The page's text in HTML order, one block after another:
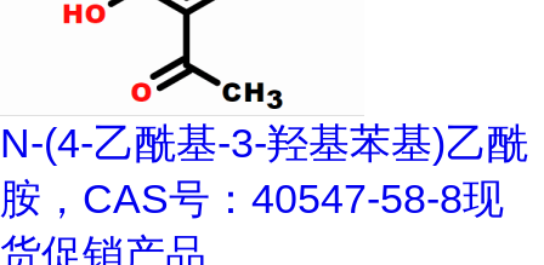
N-(4-乙酰基-3-羟基苯基)乙酰
胺，CAS号：40547-58-8现
货促销产品